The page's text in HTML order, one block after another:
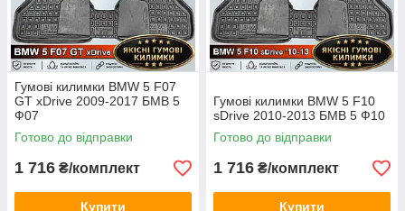
Гумові килимки BMW 5 F07
GT xDrive 2009-2017 БМВ 5
Ф07
Готово до відправки
1 716 ₴/комплект
Купити
Гумові килимки BMW 5 F10
sDrive 2010-2013 БМВ 5 Ф10
Готово до відправки
1 716 ₴/комплект
Купити